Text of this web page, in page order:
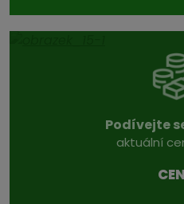
Podívejte
aktuální